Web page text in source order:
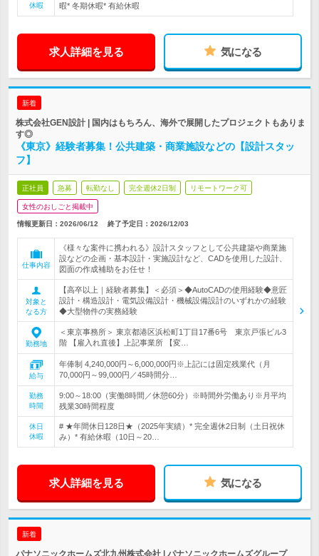
休暇
暇* 冬期休暇* 有給休暇
求人詳細を見る 気になる
新着
株式会社GEN設計 | 国内はもちろん、海外で展開したプロジェクトもありま
す◎
《東京》経験者募集！公共建築・商業施設などの【設計スタッ
フ】
正社員 急募 転勤なし 完全週休2日制 リモートワーク可
女性のおしごと掲載中
情報更新日：2026/06/12 終了予定日： 2026/12/03
仕事内容
《様々な案件に携われる》設計スタッフとして公共建築や商業施
設などの企画・基本設計・実施設計など、CADを使用した設計、
図面の作成補助をお任せ！
対象と
なる方
【高卒以上｜経験者募集】＜必須＞◆AutoCADの使用経験◆意匠
設計・構造設計・電気設備設計・機械設備設計のいずれかの経験
◆大型物件の実務経験
勤務地
＜東京事務所＞ 東京都港区浜松町1丁目17番6号 東京戸張ビル3
階 【雇入れ直後】上記事業所 【変…
給与
年俸制 4,240,000円～6,000,000円※上記には固定残業代（月
70,000円～99,000円／45時間分…
勤務
時間
9:00～18:00（実働8時間／休憩60分）※時間外労働あり※月平均
残業30時間程度
休日
休暇
# ★年間休日128日★（2025年実績）* 完全週休2日制（土日祝休
み）* 有給休暇（10日～20…
求人詳細を見る 気になる
新着
パナソニックホームズ北九州株式会社 | パナソニックホームズグループ